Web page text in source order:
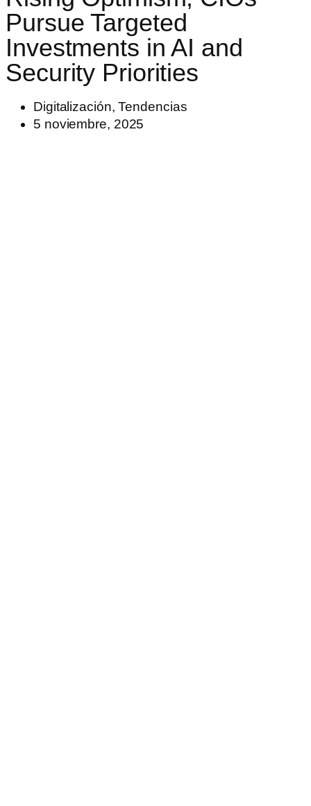
Pursue Targeted
Investments in AI and
Security Priorities
Digitalización,Tendencias
5 noviembre, 2025